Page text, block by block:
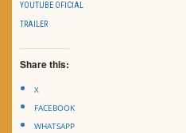
YOUTUBE OFICIAL
TRAILER
Share this:
X
FACEBOOK
WHATSAPP